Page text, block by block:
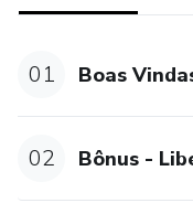
01 Boas
02 Bônus -